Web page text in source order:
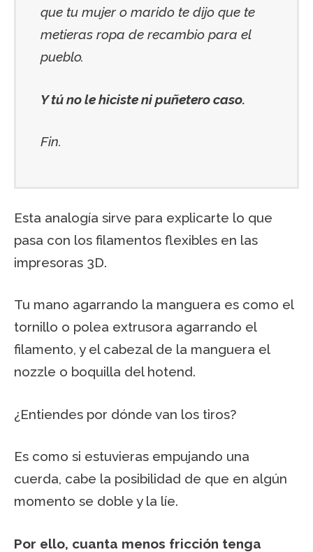
que tu mujer o marido te dijo que te
metieras ropa de recambio para el
pueblo.
Y tú no le hiciste ni puñetero caso.
Fin.
Esta analogía sirve para explicarte lo que
pasa con los filamentos flexibles en las
impresoras 3D.
Tu mano agarrando la manguera es como el
tornillo o polea extrusora agarrando el
filamento, y el cabezal de la manguera el
nozzle o boquilla del hotend.
¿Entiendes por dónde van los tiros?
Es como si estuvieras empujando una
cuerda, cabe la posibilidad de que en algún
momento se doble y la líe.
Por ello, cuanta menos fricción tenga